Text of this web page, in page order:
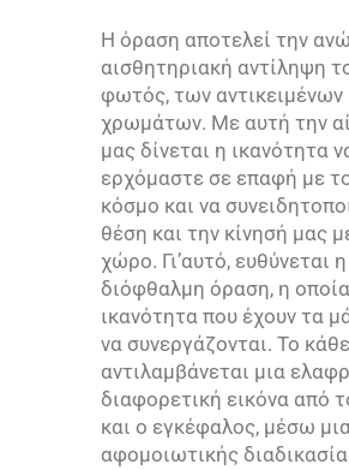
Η όραση αποτελεί την
αισθητηριακή αντίληψη
φωτός, των αντικειμένων
χρωμάτων. Με αυτή την
μας δίνεται η ικανότητα
ερχόμαστε σε επαφή με
κόσμο και να
θέση και την κίνησή μας
χώρο. Γι’αυτό, ευθύνεται η
διόφθαλμη όραση, η οποία
ικανότητα που έχουν τα
να συνεργάζονται. Το
αντιλαμβάνεται μια
διαφορετική εικόνα από
και ο εγκέφαλος, μέσω
αφομοιωτικής